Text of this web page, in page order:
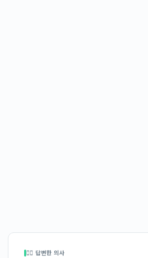
👩‍⚕️ 답변한 의사